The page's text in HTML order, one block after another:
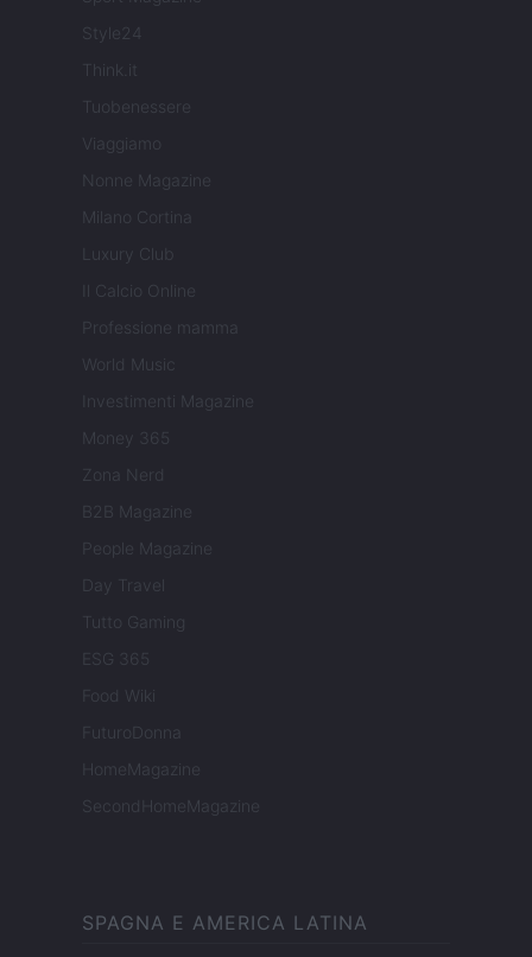
Style24
Think.it
Tuobenessere
Viaggiamo
Nonne Magazine
Milano Cortina
Luxury Club
Il Calcio Online
Professione mamma
World Music
Investimenti Magazine
Money 365
Zona Nerd
B2B Magazine
People Magazine
Day Travel
Tutto Gaming
ESG 365
Food Wiki
FuturoDonna
HomeMagazine
SecondHomeMagazine
SPAGNA E AMERICA LATINA